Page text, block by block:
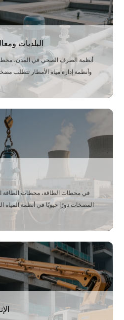
البلديات
أنظمة الصرف الصحي في المدن،
وأنظمة إدارة مياه الأمطار تتطلب
تصميم هيكلي بقناة واسعة مع قدرات
لمياه الصرف الصحي التي تحتوي على
في محطات الطاقة، محطات الطاقة
المضخات دورًا حيويًا في أنظمة المياه
تم تصميمها لظروف درجات الحرارة
العالي، وتوفر نقلًا مستقرًا وفعالًا
العمليات في صناعات الطاقة والكهرباء.